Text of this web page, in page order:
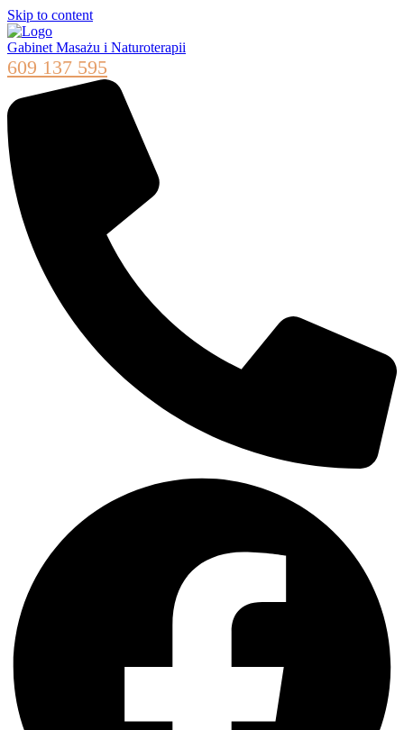
Skip to content
Gabinet Masażu i Naturoterapii
609 137 595